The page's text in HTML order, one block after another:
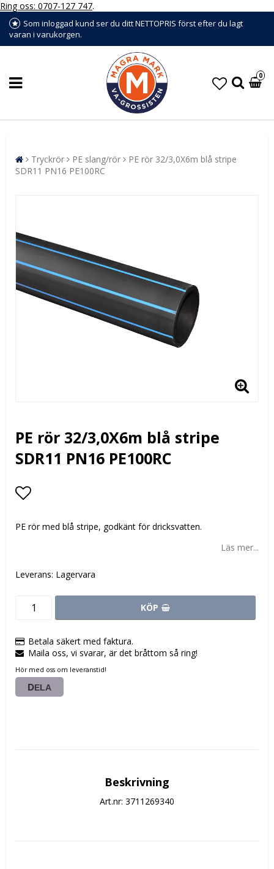
Ring oss: 0707-127 747.
Som inloggad kund ser du ditt NETTOPRIS först efter du lagt
varan i varukorgen.
0
Tryckrör PE slang/rör
PE rör 32/3,0X6m blå stripe
SDR11 PN16 PE100RC
PE rör 32/3,0X6m blå stripe
SDR11 PN16 PE100RC
Lägg till i favoritlistan
PE rör med blå stripe, godkänt för dricksvatten.
Läs mer...
Leverans: Lagervara
KÖP
Betala säkert med faktura.
Maila oss, vi svarar, är det bråttom så ring!
Hör med oss om leveranstid!
DELA
Beskrivning
Art.nr: 3711269340